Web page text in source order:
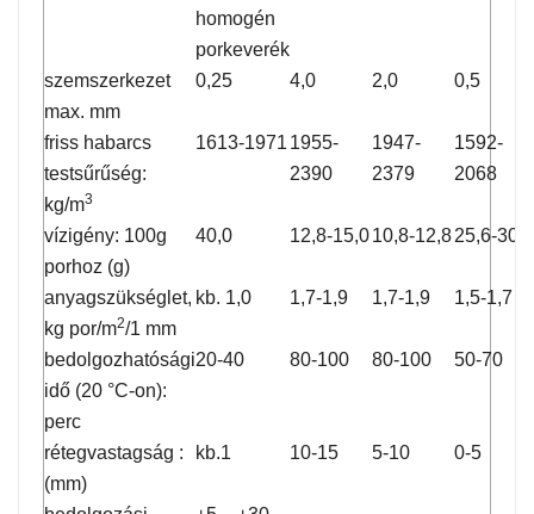
homogén
porkeverék
szemszerkezet
max. mm
0,25 4,0 2,0 0,5
friss habarcs
testsűrűség:
kg/m3
1613-1971 1955-
2390
1947-
2379
1592-
2068
vízigény: 100g
porhoz (g)
40,0 12,8-15,010,8-12,825,6-30,0
anyagszükséglet,
kg por/m2/1 mm
kb. 1,0 1,7-1,9 1,7-1,9 1,5-1,7
bedolgozhatósági
idő (20 °C-on):
perc
20-40 80-100 80-100 50-70
rétegvastagság :
(mm)
kb.1 10-15 5-10 0-5